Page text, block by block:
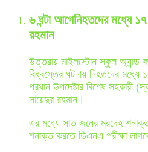
৬ ঘন্টা আগেনিহতদের মধ্যে
রহমান
উত্তরায় মাইলস্টোন স্কুল অ্যান্ড
বিধ্বস্তের ঘটনায় নিহতদের মধ্যে
প্রধান উপদেষ্টার বিশেষ সহকারী
সায়েদুর রহমান।
এর মধ্যে সাত জনের মরদেহ
শনাক্ত করতে ডিএনএ পরীক্ষা